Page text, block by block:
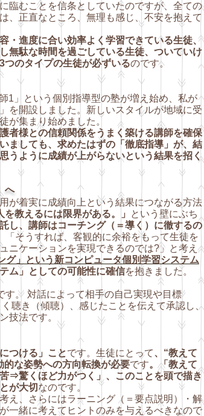
臨むことを信条としていたのですが、全ての
、正直なところ、無理も感じ、不安を抱えて
・進度に合い効率よく学習できている生徒、
無駄な時間を過ごしている生徒、ついていけ
のタイプの生徒が必ずいるのです。
1」という個別指導型の塾が増え始め、私が
を開設しました。新しいスタイルが地域に受
が集まり始めました。
者様との信頼関係をうまく築ける講師を確保
ましても、求めたはずの「徹底指導」が、結
うよう に成績が上がらないという結果を招く
へ
が着実に成績向上という結果につながる方法
を教えるには限界がある。」
という壁にぶち
し、講師はコーチング（＝導く）に徹するの
「そうすれば、客観的に余裕をもって生徒を
ニケーションを実現できるのでは?」と考え
グ」という新コンピュータ個別学習システム
ム」としての可能性に確信を抱きました。
す。 対話によって相手の自己実現や目標
聴き（傾聴）、感じたことを伝え て承認し、
技法です。
つける」ことです。生徒にとって、“教えて
的な姿勢への方向転換が必要です。「教えて
⇒驚くほど力がつく」、このことを頭で描き
が大切 なのです。
、さらにはラーニング（＝要点説明）・解
一緒に考えてヒントのみを与えるべきなので